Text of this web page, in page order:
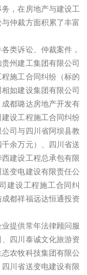
，在房地产与建设工
仲裁方面积累了丰富
类诉讼、仲裁案件，
州建工集团有限公司
施工合同纠纷（标的
如建设集团有限公司
都璐达房地产开发有
设工程施工合同纠纷
公司与四川省阿坝县教
余万元）、四川省送
建设工程总承包有限
变电建设有限责任公
建设工程施工合同纠
都祥福远达恒通投资
提供常年法律顾问服
四川泰诚文化旅游资
农牧科技集团有限公
川省送变电建设有限